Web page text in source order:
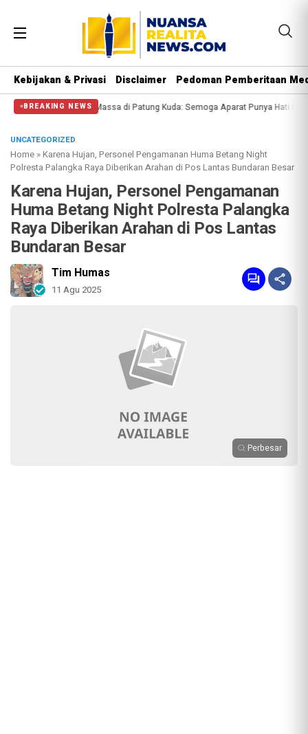
Kebijakan & Privasi Disclaimer Pedoman Pemberitaan
BREAKING NEWS
Halangi Massa di Patung Kuda: Semoga Aparat Punya Hati Nurani Massa
UNCATEGORIZED
Home »Karena Hujan, Personel Pengamanan Huma Betang Night
Polresta Palangka Raya Diberikan Arahan di Pos Lantas Bundaran Besar
Karena Hujan, Personel Pengamanan
Huma Betang Night Polresta Palangka
Raya Diberikan Arahan di Pos Lantas
Bundaran Besar
Tim Humas
11 Agu 2025
Perbesar